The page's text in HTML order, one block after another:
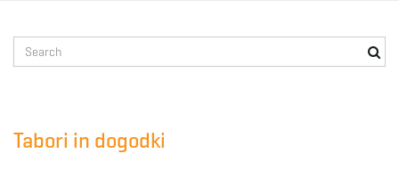
e
Tabori in dogodki